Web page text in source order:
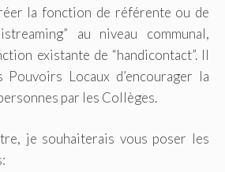
la fonction de référente ou de
au niveau communal,
existante de “handicontact”. Il
Locaux d’encourager la
par les Collèges.
je souhaiterais vous poser les